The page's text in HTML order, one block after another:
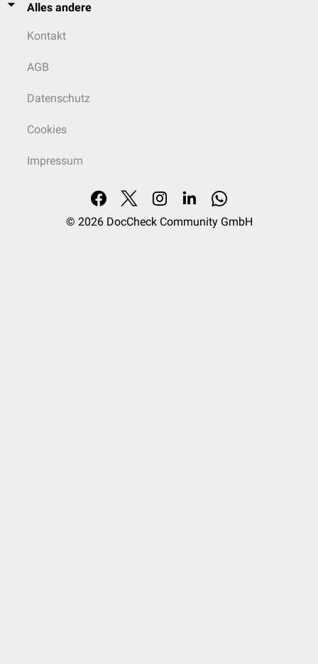
Alles andere
Kontakt
AGB
Datenschutz
Cookies
Impressum
© 2026 DocCheck Community GmbH